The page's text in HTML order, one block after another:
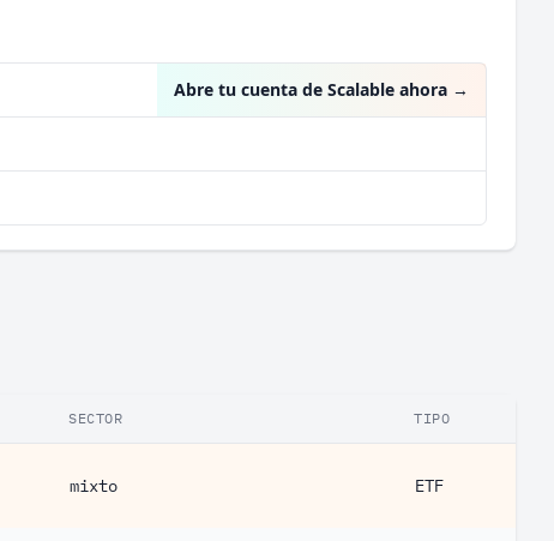
Abre tu cuenta de Scalable ahora →
SECTOR TIPO
mixto ETF